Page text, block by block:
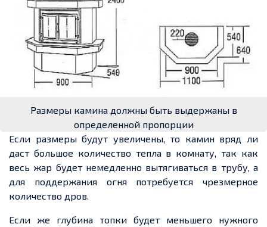
Размеры камина должны быть выдержаны в
определенной пропорции
Если размеры будут увеличены, то камин вряд ли
даст большое количество тепла в комнату, так как
весь жар будет немедленно вытягиваться в трубу, а
для поддержания огня потребуется чрезмерное
количество дров.
Если же глубина топки будет меньшего нужного